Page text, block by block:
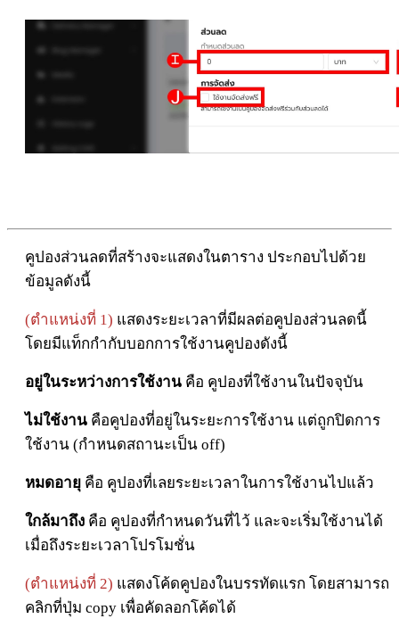
คูปองส่วนลดที่สร้างจะแสดงในตาราง ประกอบไปด้วย
ข้อมูลดังนี้
(ตำแหน่งที่ 1) แสดงระยะเวลาที่มีผลต่อคูปองส่วนลดนี้
โดยมีแท็กกำกับบอกการใช้งานคูปองดังนี้
อยู่ในระหว่างการใช้งาน คือ คูปองที่ใช้งานในปัจจุบัน
ไม่ใช้งาน คือคูปองที่อยู่ในระยะการใช้งาน แต่ถูกปิดการ
ใช้งาน (กำหนดสถานะเป็น off)
หมดอายุ คือ คูปองที่เลยระยะเวลาในการใช้งานไปแล้ว
ใกล้มาถึง คือ คูปองที่กำหนดวันที่ไว้ และจะเริ่มใช้งานได้
เมื่อถึงระยะเวลาโปรโมชั่น
(ตำแหน่งที่ 2) แสดงโค้ดคูปองในบรรทัดแรก โดยสามารถ
คลิกที่ปุ่ม copy เพื่อคัดลอกโค้ดได้